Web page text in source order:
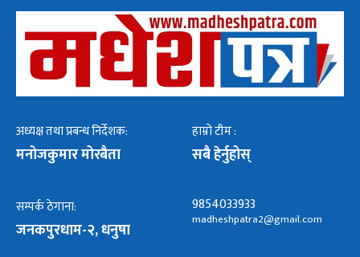
अध्यक्ष तथा प्रबन्ध निर्देशक:
मनोजकुमार मोरबैता
हाम्रो टीम :
सबै हेर्नुहोस्
सम्पर्क ठेगाना:
जनकपुरधाम-२, धनुषा
9854033933
madheshpatra2@gmail.com